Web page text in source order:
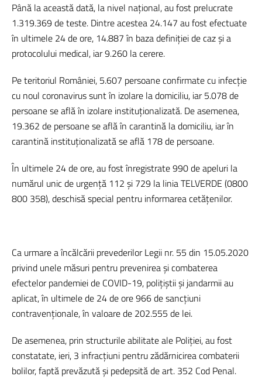
Până la această dată, la nivel național, au fost prelucrate
1.319.369 de teste. Dintre acestea 24.147 au fost efectuate
în ultimele 24 de ore, 14.887 în baza definiției de caz și a
protocolului medical, iar 9.260 la cerere.
Pe teritoriul României, 5.607 persoane confirmate cu infecție
cu noul coronavirus sunt în izolare la domiciliu, iar 5.078 de
persoane se află în izolare instituționalizată. De asemenea,
19.362 de persoane se află în carantină la domiciliu, iar în
carantină instituționalizată se află 178 de persoane.
În ultimele 24 de ore, au fost înregistrate 990 de apeluri la
numărul unic de urgență 112 și 729 la linia TELVERDE (0800
800 358), deschisă special pentru informarea cetățenilor.
Ca urmare a încălcării prevederilor Legii nr. 55 din 15.05.2020
privind unele măsuri pentru prevenirea și combaterea
efectelor pandemiei de COVID-19, polițiștii și jandarmii au
aplicat, în ultimele de 24 de ore 966 de sancţiuni
contravenţionale, în valoare de 202.555 de lei.
De asemenea, prin structurile abilitate ale Poliției, au fost
constatate, ieri, 3 infracțiuni pentru zădărnicirea combaterii
bolilor, faptă prevăzută și pedepsită de art. 352 Cod Penal.